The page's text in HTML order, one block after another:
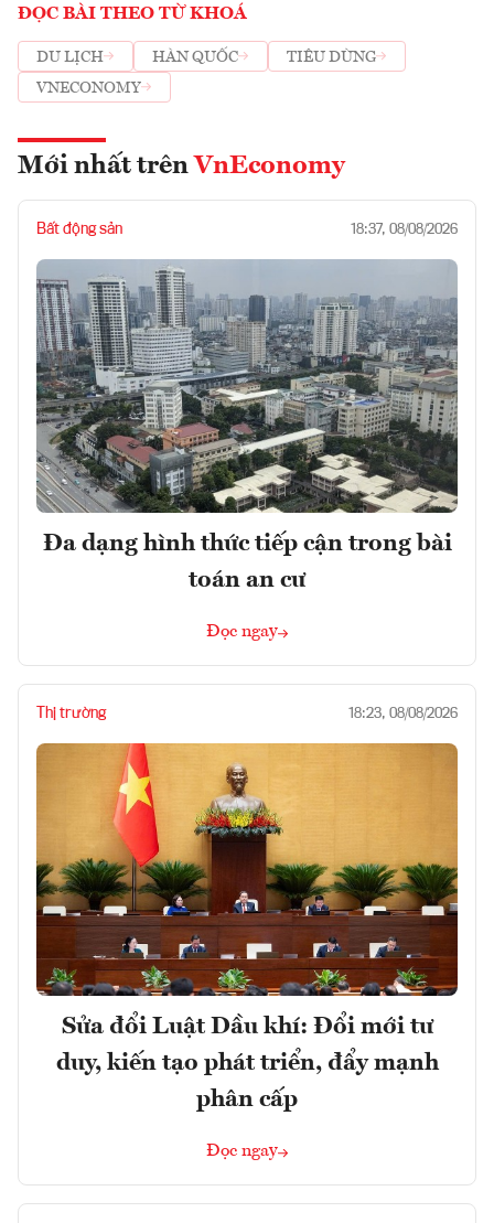
ĐỌC BÀI THEO TỪ KHOÁ
DU LỊCH HÀN QUỐC
TIÊU DÙNG
VNECONOMY
Mới nhất trên VnEconomy
Bất động sản 18:37, 08/08/2026
Đa dạng hình thức tiếp cận trong bài
toán an cư
Đọc ngay
Thị trường 18:23, 08/08/2026
Sửa đổi Luật Dầu khí: Đổi mới tư
duy, kiến tạo phát triển, đẩy mạnh
phân cấp
Đọc ngay